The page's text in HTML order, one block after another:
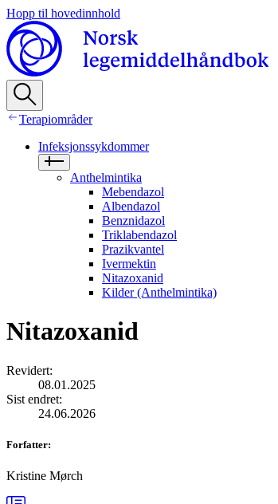
Hopp til hovedinnhold
Terapiområder
Infeksjonssykdommer
Anthelmintika
Mebendazol
Albendazol
Benznidazol
Triklabendazol
Prazikvantel
Ivermektin
Nitazoxanid
Kilder (Anthelmintika)
Nitazoxanid
Revidert:
08.01.2025
Sist endret:
24.06.2026
Forfatter:
Kristine Mørch